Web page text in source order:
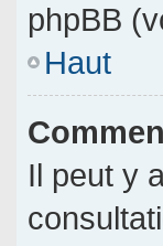
phpBB
Haut
Il peut y